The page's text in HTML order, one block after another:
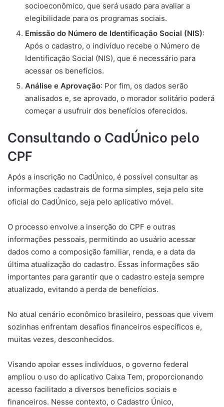
socioeconômico, que será usado para avaliar a
elegibilidade para os programas sociais.
Emissão do Número de Identificação Social (NIS):
Após o cadastro, o indivíduo recebe o Número de
Identificação Social (NIS), que é necessário para
acessar os benefícios.
Análise e Aprovação: Por fim, os dados serão
analisados e, se aprovado, o morador solitário poderá
começar a usufruir dos benefícios oferecidos.
Consultando o CadÚnico pelo
CPF
Após a inscrição no CadÚnico, é possível consultar as
informações cadastrais de forma simples, seja pelo site
oficial do CadÚnico, seja pelo aplicativo móvel.
O processo envolve a inserção do CPF e outras
informações pessoais, permitindo ao usuário acessar
dados como a composição familiar, renda, e a data da
última atualização do cadastro. Essas informações são
importantes para garantir que o cadastro esteja sempre
atualizado, evitando a perda de benefícios.
No atual cenário econômico brasileiro, pessoas que vivem
sozinhas enfrentam desafios financeiros específicos e,
muitas vezes, desconhecidos.
Visando apoiar esses indivíduos, o governo federal
ampliou o uso do aplicativo Caixa Tem, proporcionando
acesso facilitado a diversos benefícios sociais e
financeiros. Nesse contexto, o Cadastro Único,